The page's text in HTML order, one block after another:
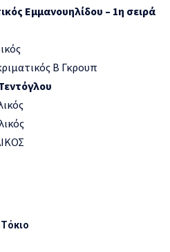
Εμμανουηλίδου – 1η σειρά
Β Γκρουπ
Τόκιο